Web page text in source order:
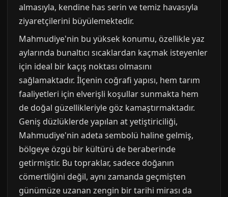
almasıyla, kendine has serin ve temiz havasıyla
ziyaretçilerini büyülemektedir.
Mahmudiye'nin bu yüksek konumu, özellikle yaz
aylarında bunaltıcı sıcaklardan kaçmak isteyenler
için ideal bir kaçış noktası olmasını
sağlamaktadır. İlçenin coğrafi yapısı, hem tarım
faaliyetleri için elverişli koşullar sunmakta hem
de doğal güzellikleriyle göz kamaştırmaktadır.
Geniş düzlüklerde yapılan at yetiştiriciliği,
Mahmudiye'nin adeta sembolü haline gelmiş,
bölgeye özgü bir kültürü de beraberinde
getirmiştir. Bu topraklar, sadece doğanın
cömertliğini değil, aynı zamanda geçmişten
günümüze uzanan zengin bir tarihi mirası da